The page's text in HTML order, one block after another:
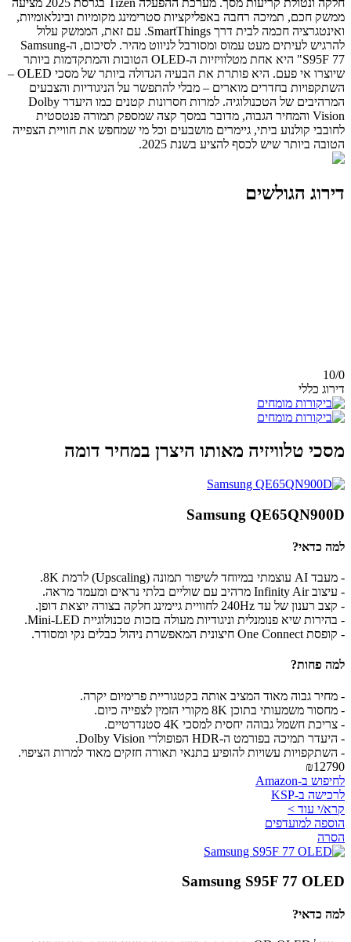
חלקה ונטולת קריעות מסך. מערכת ההפעלה Tizen בגרסת 2025 מציעה
ממשק חכם, תמיכה רחבה באפליקציות סטרימינג מקומיות ובינלאומיות,
ואינטגרציה חכמה לבית דרך SmartThings. עם זאת, הממשק עלול
להרגיש לעיתים מעט עמוס ומסורבל לניווט מהיר. לסיכום, ה-Samsung
S95F 77" היא אחת מטלוויזיות ה-OLED הטובות והמתקדמות ביותר
שיוצרו אי פעם. היא פותרת את הבעיה הגדולה ביותר של מסכי OLED –
השתקפויות בחדרים מוארים – מבלי להתפשר על הניגודיות והצבעים
המרהיבים של הטכנולוגיה. למרות חסרונות קטנים כמו היעדר Dolby
Vision והמחיר הגבוה, מדובר במסך קצה שמספק תמורה פנטסטית
לחובבי קולנוע ביתי, גיימרים מושבעים וכל מי שמחפש את חוויית הצפייה
הטובה ביותר שיש לכסף להציע בשנת 2025.
דירוג הגולשים
10/0
דירוג כללי
מסכי טלוויזיה מאותו היצרן במחיר דומה
Samsung QE65QN900D
למה כדאי?
- מעבד AI עוצמתי במיוחד לשיפור תמונה (Upscaling) לרמת 8K.
- עיצוב Infinity Air מרהיב עם שוליים בלתי נראים ומעמד מראה.
- קצב רענון של עד 240Hz לחוויית גיימינג חלקה בצורה יוצאת דופן.
- בהירות שיא פנומנלית וניגודיות מעולה בזכות טכנולוגיית Mini-LED.
- קופסת One Connect חיצונית המאפשרת ניהול כבלים נקי ומסודר.
למה פחות?
- מחיר גבוה מאוד המציב אותה בקטגוריית פרימיום יקרה.
- מחסור משמעותי בתוכן 8K מקורי הזמין לצפייה כיום.
- צריכת חשמל גבוהה יחסית למסכי 4K סטנדרטיים.
- היעדר תמיכה בפורמט ה-HDR הפופולרי Dolby Vision.
- השתקפויות עשויות להופיע בתנאי תאורה חזקים מאוד למרות הציפוי.
₪12790
לחיפוש ב-Amazon
לרכישה ב-KSP
קרא/י עוד >
הוספה למועדפים
הסרה
Samsung S95F 77 OLED
למה כדאי?